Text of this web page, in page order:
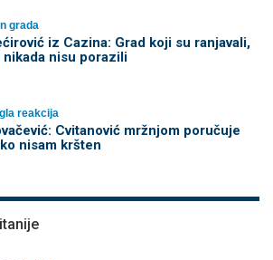
grada
iz Cazina: Grad koji su ranjavali,
nikada nisu porazili
reakcija
Cvitanović mržnjom poručuje
nisam kršten